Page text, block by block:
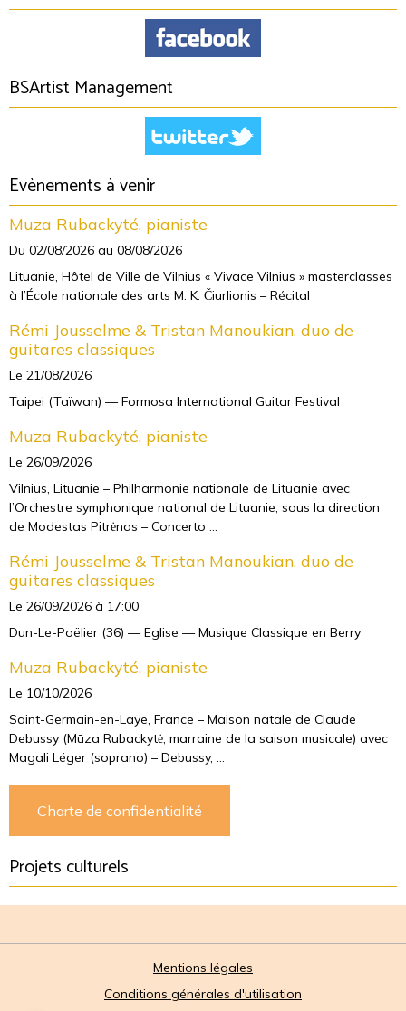
BSArtist Management
Evènements à venir
Muza Rubackyté, pianiste
Du 02/08/2026 au 08/08/2026
Lituanie, Hôtel de Ville de Vilnius « Vivace Vilnius » masterclasses
à l’École nationale des arts M. K. Čiurlionis – Récital
Rémi Jousselme & Tristan Manoukian, duo de
guitares classiques
Le 21/08/2026
Taipei (Taïwan) — Formosa International Guitar Festival
Muza Rubackyté, pianiste
Le 26/09/2026
Vilnius, Lituanie – Philharmonie nationale de Lituanie avec
l’Orchestre symphonique national de Lituanie, sous la direction
de Modestas Pitrėnas – Concerto ...
Rémi Jousselme & Tristan Manoukian, duo de
guitares classiques
Le 26/09/2026 à 17:00
Dun-Le-Poëlier (36) — Eglise — Musique Classique en Berry
Muza Rubackyté, pianiste
Le 10/10/2026
Saint-Germain-en-Laye, France – Maison natale de Claude
Debussy (Mūza Rubackytė, marraine de la saison musicale) avec
Magali Léger (soprano) – Debussy, ...
Charte de confidentialité
Projets culturels
Mentions légales
Conditions générales d'utilisation